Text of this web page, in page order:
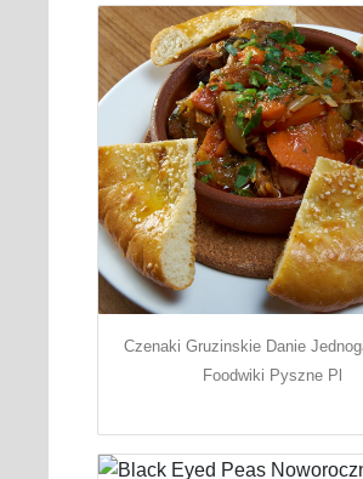
Czenaki Gruzinskie Danie
Foodwiki Pyszne Pl